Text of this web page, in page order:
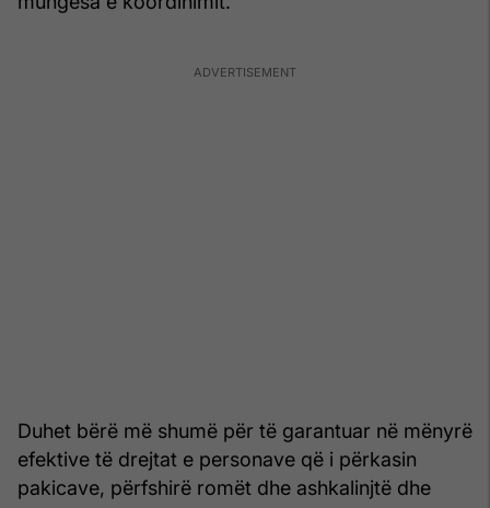
Duhet bërë më shumë për të garantuar në mënyrë
efektive të drejtat e personave që i përkasin
pakicave, përfshirë romët dhe ashkalinjtë dhe